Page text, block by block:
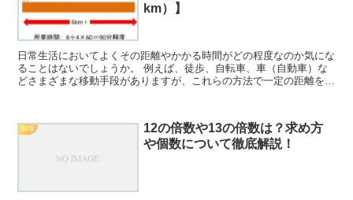
km）】
日常生活においてよくその距離やかかる時間がどの程度なのか気にな
ることはないでしょうか。 例えば、徒歩、自転車、車（自動車）な
どさまざまな移動手段がありますが、これらの方法で一定の距離を移
科学
12の倍数や13の倍数は？求め方
や個数について徹底解説！